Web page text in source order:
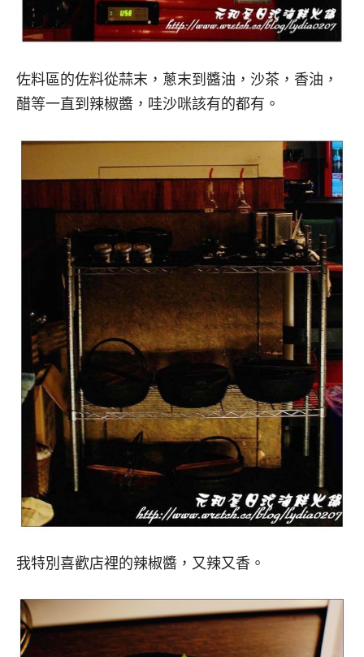
佐料區的佐料從蒜末，蔥末到醬油，沙茶，香油，
醋等一直到辣椒醬，哇沙咪該有的都有。
我特別喜歡店裡的辣椒醬，又辣又香。